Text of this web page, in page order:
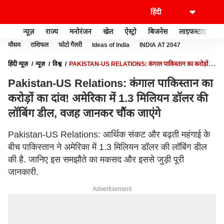
न्यूज़ राज्य मनोरंजन खेल ऐस्ट्रो बिजनेस लाइफस्टाइल
मौसम राशिफल फोटो गैलरी Ideas of India INDIA AT 2047
हिंदी न्यूज़ न्यूज़ विश्व
PAKISTAN-US RELATIONS: कंगाल पाकिस्तान का करोड़ों का
Pakistan-US Relations: कंगाल पाकिस्तान का
करोड़ों का दांव! अमेरिका में 1.3 मिलियन डॉलर की
लॉबिंग डील, वजह जानकर चौंक जाएंगे
Pakistan-US Relations: आर्थिक संकट और बढ़ती महंगाई के
बीच पाकिस्तान ने अमेरिका में 1.3 मिलियन डॉलर की लॉबिंग डील
की है. जानिए इस समझौते का मकसद और इससे जुड़ी पूरी
जानकारी.
Advertisement